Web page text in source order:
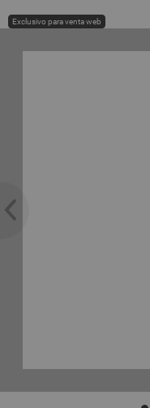
Exclusivo para venta web